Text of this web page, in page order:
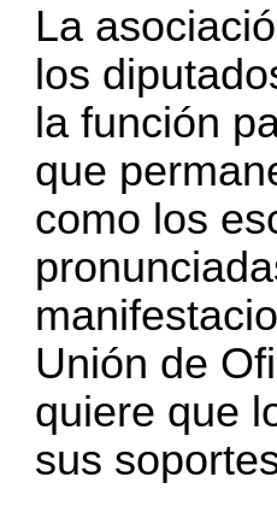
La
los
la función
que
como los
Unión de
quiere que
sus